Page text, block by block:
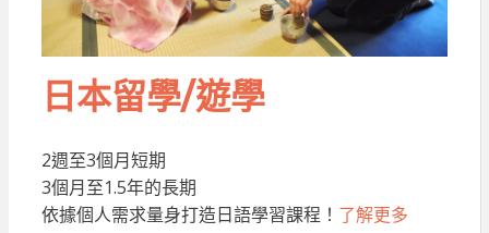
日本留學/遊學
2週至3個月短期
3個月至1.5年的長期
依據個人需求量身打造日語學習課程！ 了解更多